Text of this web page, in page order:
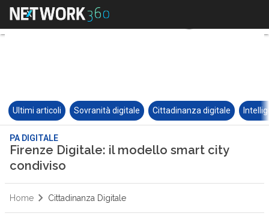
Ultimi articoli Sovranità digitale Cittadinanza digitale
PA DIGITALE
Firenze Digitale: il modello smart city
condiviso
Home Cittadinanza Digitale